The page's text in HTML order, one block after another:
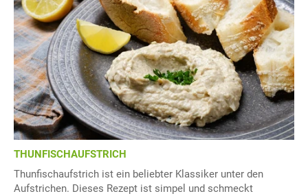
THUNFISCHAUFSTRICH
Thunfischaufstrich ist ein beliebter Klassiker unter den
Aufstrichen. Dieses Rezept ist simpel und schmeckt